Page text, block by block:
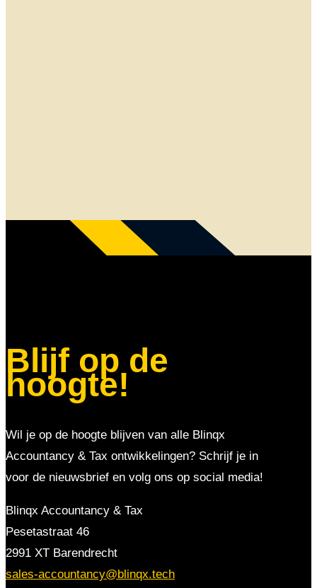
Blijf op de
hoogte!
Wil je op de hoogte blijven van alle Blinqx
Accountancy & Tax ontwikkelingen? Schrijf je in
voor de nieuwsbrief en volg ons op social media!
Blinqx Accountancy & Tax
Pesetastraat 46
2991 XT Barendrecht
sales-accountancy@blinqx.tech